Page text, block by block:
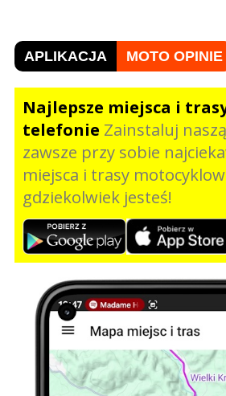
APLIKACJA MOTO OPINIE
Najlepsze miejsca i
telefonie Zainstaluj
zawsze przy sobie
miejsca i trasy
gdziekolwiek jesteś!